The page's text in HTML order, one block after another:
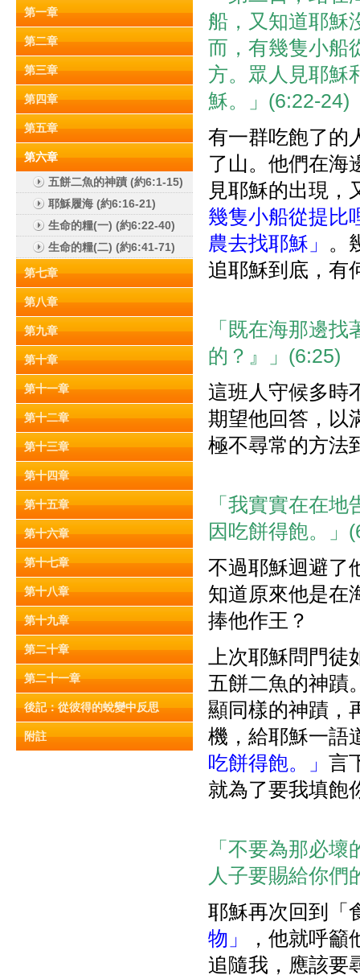
第一章
第二章
第三章
第四章
第五章
第六章
五餅二魚的神蹟 (約6:1-15)
耶穌履海 (約6:16-21)
生命的糧(一) (約6:22-40)
生命的糧(二) (約6:41-71)
第七章
第八章
第九章
第十章
第十一章
第十二章
第十三章
第十四章
第十五章
第十六章
第十七章
第十八章
第十九章
第二十章
第二十一章
後記：從彼得的蛻變中反思
附註
船，又知道耶穌
而，有幾隻小船
方。眾人見耶穌
穌。」(6:22-24)
有一群吃飽了的
了山。他們在海
見耶穌的出現，
幾隻小船從提比
農去找耶穌」 。
追耶穌到底，有
「既在海那邊
的？』」(6:25)
這班人守候多時
期望他回答，以
極不尋常的方法
「我實實在在
因吃餅得飽。」
不過耶穌迴避了
知道原來他是在
捧他作王？
上次耶穌問門
五餅二魚的神蹟
顯同樣的神蹟，
機，給耶穌一語
吃餅得飽。」 言
就為了要我填飽
「不要為那必
人子要賜給你們
耶穌再次回到「
物」
，他就呼籲
追隨我，應該要